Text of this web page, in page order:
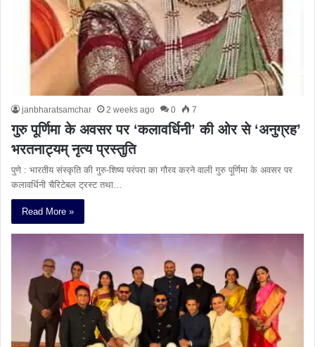
janbharatsamchar 2 weeks ago 0 7
गुरु पूर्णिमा के अवसर पर ‘कलावर्धिनी’ की ओर से ‘अनुग्रह’
भरतनाट्यम् नृत्य प्रस्तुति
पुणे : भारतीय संस्कृति की गुरु-शिष्य परंपरा का गौरव करने वाली गुरु पूर्णिमा के अवसर पर
कलावर्धिनी चैरिटेबल ट्रस्ट तथा…
Read More »